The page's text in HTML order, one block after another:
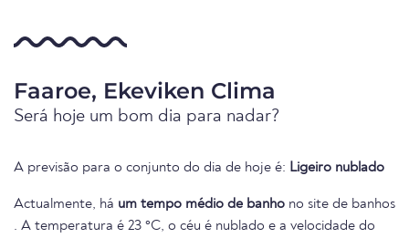
Faaroe, Ekeviken Clima
Será hoje um bom dia para nadar?
A previsão para o conjunto do dia de hoje é: Ligeiro nublado
Actualmente, há um tempo médio de banho no site de banhos
. A temperatura é 23 °C, o céu é nublado e a velocidade do